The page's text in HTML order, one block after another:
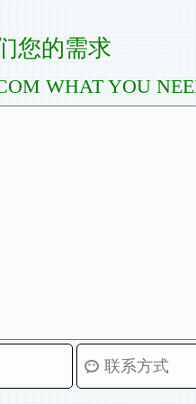
您的需求
WHAT YOU